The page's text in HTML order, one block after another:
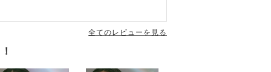
全てのレビューを見る